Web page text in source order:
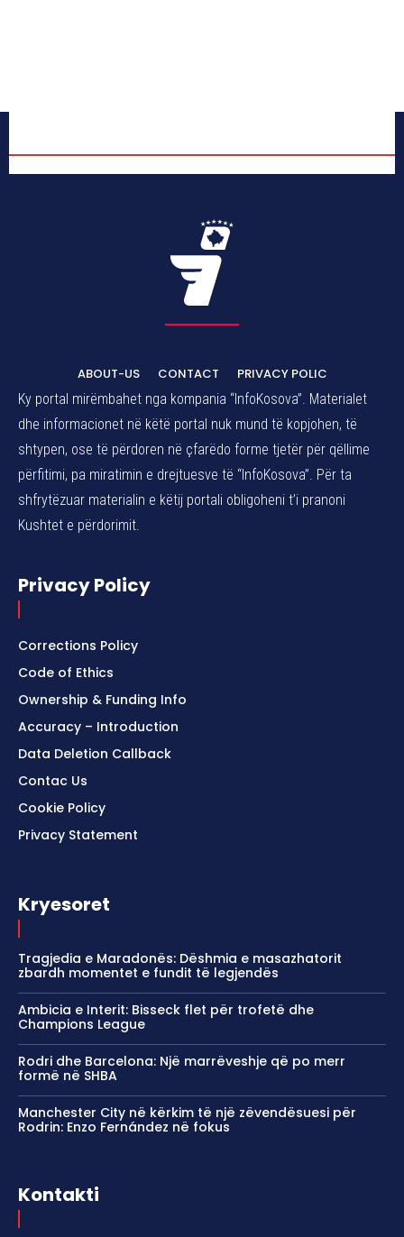
ABOUT-US CONTACT
PRIVACY POLIC
Ky portal mirëmbahet nga kompania “InfoKosova”. Materialet
dhe informacionet në këtë portal nuk mund të kopjohen, të
shtypen, ose të përdoren në çfarëdo forme tjetër për qëllime
përfitimi, pa miratimin e drejtuesve të “InfoKosova”. Për ta
shfrytëzuar materialin e këtij portali obligoheni t’i pranoni
Kushtet e përdorimit.
Privacy Policy
Corrections Policy
Code of Ethics
Ownership & Funding Info
Accuracy – Introduction
Data Deletion Callback
Contac Us
Cookie Policy
Privacy Statement
Kryesoret
Tragjedia e Maradonës: Dëshmia e masazhatorit
zbardh momentet e fundit të legjendës
Ambicia e Interit: Bisseck flet për trofetë dhe
Champions League
Rodri dhe Barcelona: Një marrëveshje që po merr
formë në SHBA
Manchester City në kërkim të një zëvendësuesi për
Rodrin: Enzo Fernández në fokus
Kontakti